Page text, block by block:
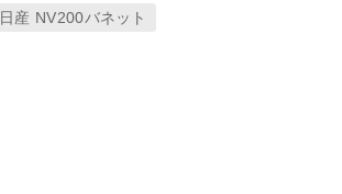
日産 NV200バネット